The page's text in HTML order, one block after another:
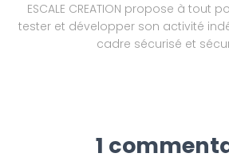
ESCALE CREATION propose à tout
tester et développer son activité
cadre sécurisé et
1